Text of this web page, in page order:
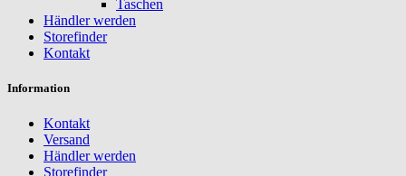
Taschen
Händler werden
Storefinder
Kontakt
Information
Kontakt
Versand
Händler werden
Storefinder